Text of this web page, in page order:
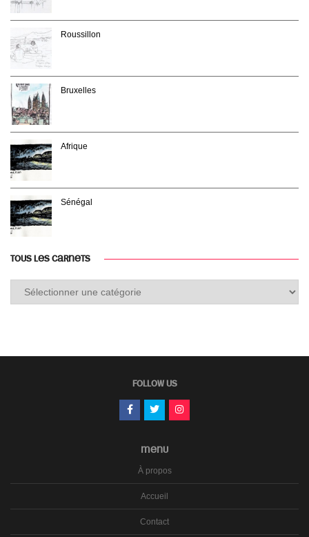
Roussillon
Bruxelles
Afrique
Sénégal
TOUS LES CARNETS
FOLLOW US
MENU
À propos
Accueil
Contact